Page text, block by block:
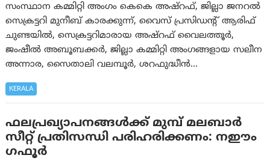
സംസ്ഥാന കമ്മിറ്റി അംഗം കെകെ അഷ്‌റഫ്‌, ജില്ലാ ജനറൽ
സെക്രട്ടറി മുനീബ് കാരക്കുന്ന്, വൈസ് പ്രസിഡന്റ്‌ ആരിഫ്
ചുണ്ടയിൽ, സെക്രട്ടറിമാരായ അഷ്‌റഫ്‌ വൈലത്തൂർ,
ജംഷീൽ അബൂബക്കർ, ജില്ലാ കമ്മിറ്റി അംഗങ്ങളായ സലീന
അന്നാര, സൈതാലി വലമ്പൂർ, ശറഫുദ്ധീൻ…
KERALA
ഫലപ്രഖ്യാപനങ്ങൾക്ക് മുമ്പ് മലബാർ
സീറ്റ് പ്രതിസന്ധി പരിഹരിക്കണം: നഈം
ഗഫൂർ